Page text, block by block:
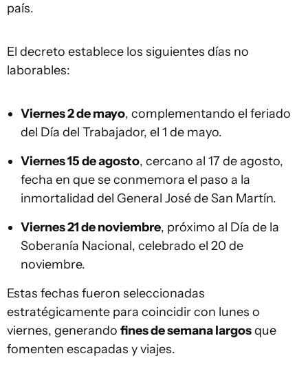
país.
El decreto establece los siguientes días no
laborables:
Viernes 2 de mayo, complementando el feriado
del Día del Trabajador, el 1 de mayo.
Viernes 15 de agosto, cercano al 17 de agosto,
fecha en que se conmemora el paso a la
inmortalidad del General José de San Martín.
Viernes 21 de noviembre, próximo al Día de la
Soberanía Nacional, celebrado el 20 de
noviembre.
Estas fechas fueron seleccionadas
estratégicamente para coincidir con lunes o
viernes, generando fines de semana largosque
fomenten escapadas y viajes.